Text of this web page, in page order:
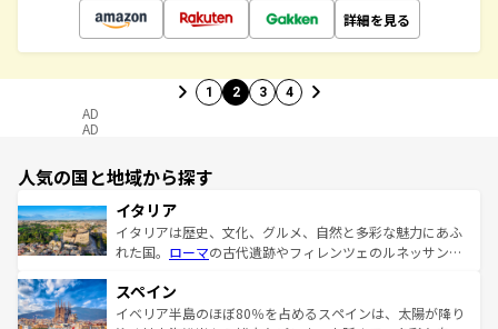
詳細を見る
1 2 3 4
AD
AD
人気の国と地域から探す
イタリア
イタリアは歴史、文化、グルメ、自然と多彩な魅力にあふ
れた国。 ローマの古代遺跡やフィレンツェのルネッサンス
ろん、トスカーナの美しい田園風景やアマルフィ海岸の絶
景など、自然景観も見逃せない。観光の合間には、本場の
スペイン
イベリア半島のほぼ80％を占めるスペインは、太陽が降り